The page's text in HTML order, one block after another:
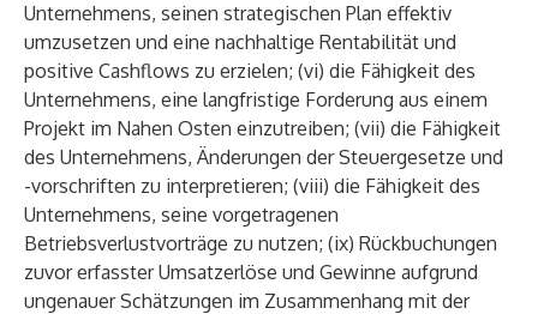
Unternehmens, seinen strategischen Plan effektiv
umzusetzen und eine nachhaltige Rentabilität und
positive Cashflows zu erzielen; (vi) die Fähigkeit des
Unternehmens, eine langfristige Forderung aus einem
Projekt im Nahen Osten einzutreiben; (vii) die Fähigkeit
des Unternehmens, Änderungen der Steuergesetze und
-vorschriften zu interpretieren; (viii) die Fähigkeit des
Unternehmens, seine vorgetragenen
Betriebsverlustvorträge zu nutzen; (ix) Rückbuchungen
zuvor erfasster Umsatzerlöse und Gewinne aufgrund
ungenauer Schätzungen im Zusammenhang mit der